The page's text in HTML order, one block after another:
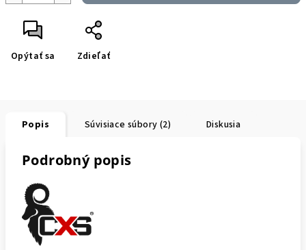
Opýtať sa Zdieľať
Popis Súvisiace súbory (2) Diskusia
Podrobný popis